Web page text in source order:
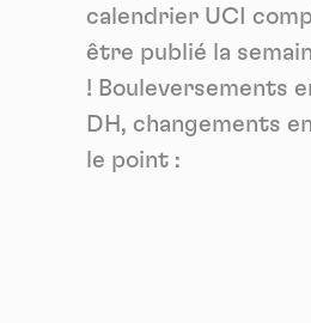
calendrier UCI
être publié la
! Bouleversements
DH, changements
le point :